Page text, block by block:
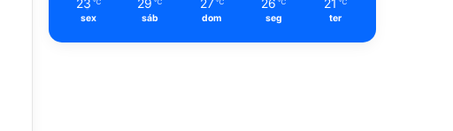
23
sex
29
sáb
27
dom
26
seg
21
ter